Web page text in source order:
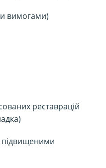
вимогами)
реставрацій
підвищеними